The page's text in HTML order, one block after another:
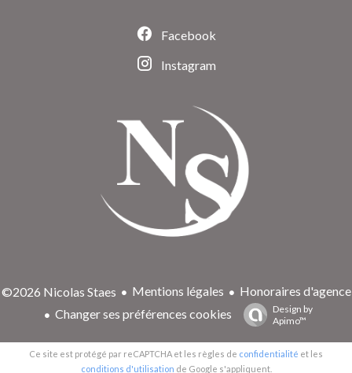
Facebook
Instagram
©2026 Nicolas Staes Mentions légales
Honoraires d'agence
Changer ses préférences cookies
Design by
Apimo™
Ce site est protégé par reCAPTCHA et les règles de confidentialité et les
conditions d'utilisation de Google s'appliquent.